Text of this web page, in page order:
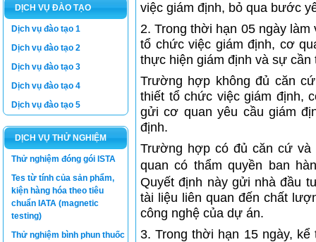
DỊCH VỤ ĐÀO TẠO
Dịch vụ đào tạo 1
Dịch vụ đào tạo 2
Dịch vụ đào tạo 3
Dịch vụ đào tạo 4
Dịch vụ đào tạo 5
DỊCH VỤ THỬ NGHIỆM
Thử nghiệm đóng gói ISTA
Tes từ tính của sản phẩm,
kiện hàng hóa theo tiêu
chuẩn IATA (magnetic
testing)
Thử nghiệm bình phun thuốc
việc giám định, bỏ qua bước
2. Trong thời hạn 05 ngày
tổ chức việc giám định, cơ
thực hiện giám định và sự
Trường hợp không đủ căn
thiết tổ chức việc giám định,
gửi cơ quan yêu cầu giám
định.
Trường hợp có đủ căn cứ và
quan có thẩm quyền ban
Quyết định này gửi nhà đầu
tài liệu liên quan đến chất
công nghệ của dự án.
3. Trong thời hạn 15 ngày,